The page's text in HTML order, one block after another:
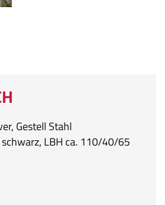
Gestell Stahl
LBH ca. 110/40/65